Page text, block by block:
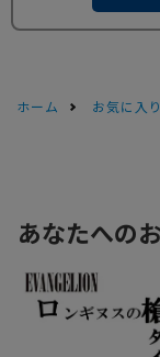
ホーム お気に入り